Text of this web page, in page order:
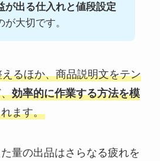
が出る仕入れと値段設定
が大切です。
るほか、商品説明文をテン
効率的に作業する方法を模
ます。
量の出品はさらなる疲れを